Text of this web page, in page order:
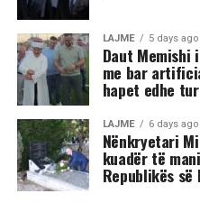
LAJME 5 days ago
Daut Memishi
me bar
hapet edhe
LAJME 6 days ago
Nënkryetari
kuadër të
Republikës së